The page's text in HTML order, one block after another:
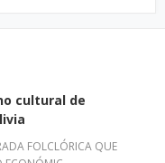
cultural de
FOLCLÓRICA QUE